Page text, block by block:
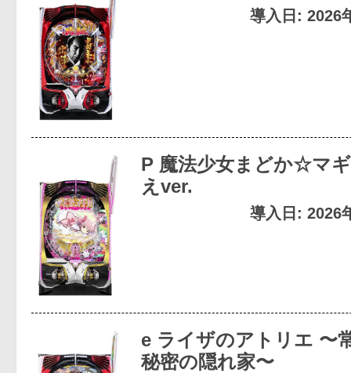
導入日: 2026
P 魔法少女まどか☆マ
えver.
導入日: 2026
e ライザのアトリエ 〜
秘密の隠れ家〜